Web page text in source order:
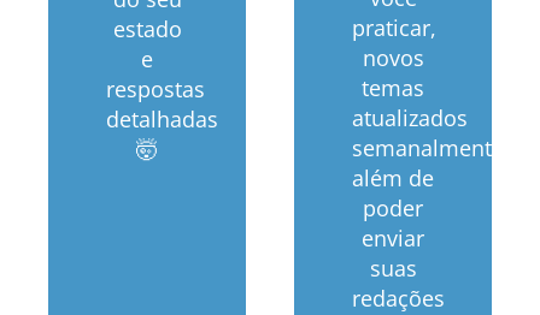
estado
e
respostas
detalhadas
🤯
praticar,
novos
temas
atualizados
semanalmente,
além de
poder
enviar
suas
redações